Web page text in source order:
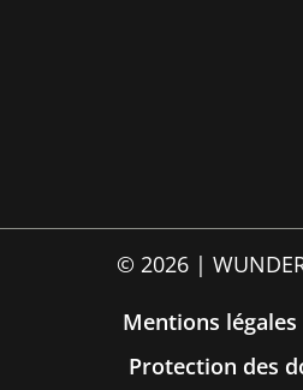
© 2026 |
Mentions légales
Protection des